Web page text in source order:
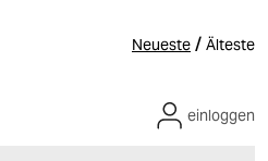
Neueste / Älteste
einloggen